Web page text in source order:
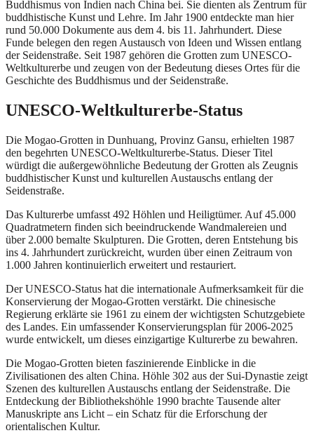
Buddhismus von Indien nach China bei. Sie dienten als Zentrum für
buddhistische Kunst und Lehre. Im Jahr 1900 entdeckte man hier
rund 50.000 Dokumente aus dem 4. bis 11. Jahrhundert. Diese
Funde belegen den regen Austausch von Ideen und Wissen entlang
der Seidenstraße. Seit 1987 gehören die Grotten zum UNESCO-
Weltkulturerbe und zeugen von der Bedeutung dieses Ortes für die
Geschichte des Buddhismus und der Seidenstraße.
UNESCO-Weltkulturerbe-Status
Die Mogao-Grotten in Dunhuang, Provinz Gansu, erhielten 1987
den begehrten UNESCO-Weltkulturerbe-Status. Dieser Titel
würdigt die außergewöhnliche Bedeutung der Grotten als Zeugnis
buddhistischer Kunst und kulturellen Austauschs entlang der
Seidenstraße.
Das Kulturerbe umfasst 492 Höhlen und Heiligtümer. Auf 45.000
Quadratmetern finden sich beeindruckende Wandmalereien und
über 2.000 bemalte Skulpturen. Die Grotten, deren Entstehung bis
ins 4. Jahrhundert zurückreicht, wurden über einen Zeitraum von
1.000 Jahren kontinuierlich erweitert und restauriert.
Der UNESCO-Status hat die internationale Aufmerksamkeit für die
Konservierung der Mogao-Grotten verstärkt. Die chinesische
Regierung erklärte sie 1961 zu einem der wichtigsten Schutzgebiete
des Landes. Ein umfassender Konservierungsplan für 2006-2025
wurde entwickelt, um dieses einzigartige Kulturerbe zu bewahren.
Die Mogao-Grotten bieten faszinierende Einblicke in die
Zivilisationen des alten China. Höhle 302 aus der Sui-Dynastie zeigt
Szenen des kulturellen Austauschs entlang der Seidenstraße. Die
Entdeckung der Bibliothekshöhle 1990 brachte Tausende alter
Manuskripte ans Licht – ein Schatz für die Erforschung der
orientalischen Kultur.